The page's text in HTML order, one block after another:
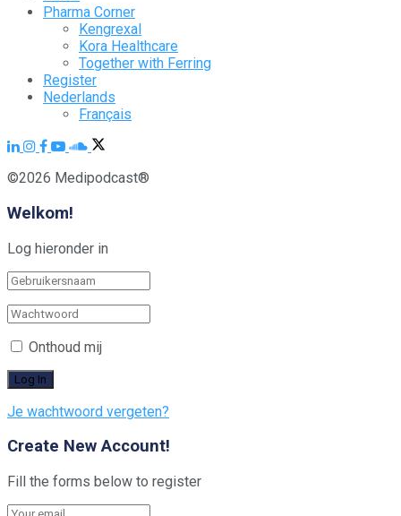
Pharma Corner
Kengrexal
Kora Healthcare
Together with Ferring
Register
Nederlands
Français
©2026 Medipodcast®
Welkom!
Log hieronder in
Onthoud mij
Je wachtwoord vergeten?
Create New Account!
Fill the forms below to register